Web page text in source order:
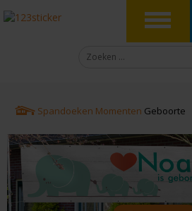
Spandoeken Momenten Geboorte